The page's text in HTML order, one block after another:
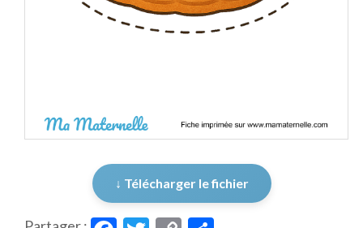
↓ Télécharger le fichier